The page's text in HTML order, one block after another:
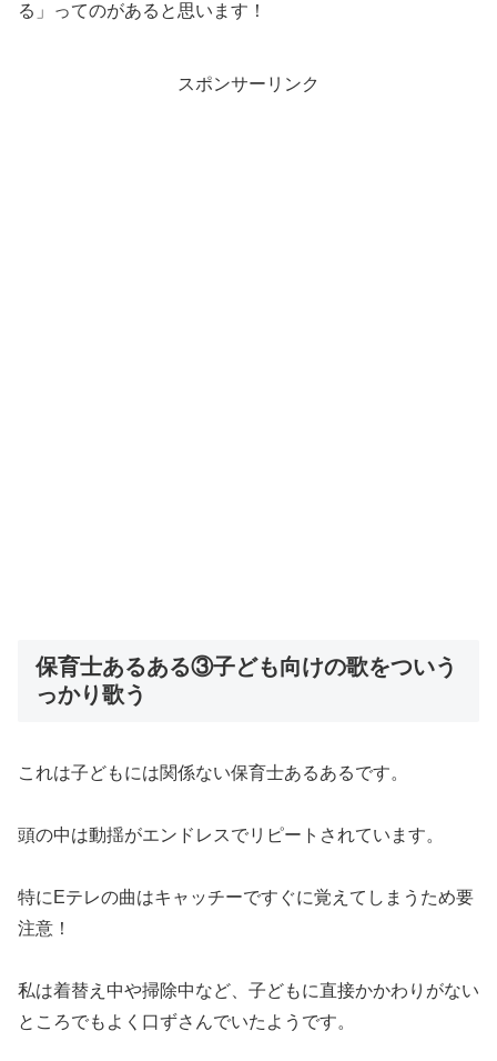
る」ってのがあると思います！
スポンサーリンク
保育士あるある③子ども向けの歌をついう
っかり歌う
これは子どもには関係ない保育士あるあるです。
頭の中は動揺がエンドレスでリピートされています。
特にEテレの曲はキャッチーですぐに覚えてしまうため要
注意！
私は着替え中や掃除中など、子どもに直接かかわりがない
ところでもよく口ずさんでいたようです。